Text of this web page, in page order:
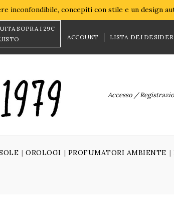
inconfondibile, concepiti con stile e un design
SOPRA I 29€
ACCOUNT LISTA DEI
Accesso /
OROLOGI PROFUMATORI AMBIENTE